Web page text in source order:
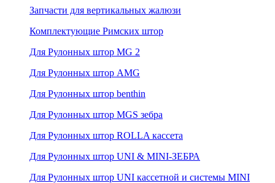
Запчасти для вертикальных жалюзи
Комплектующие Римских штор
Для Рулонных штор MG 2
Для Рулонных штор AMG
Для Рулонных штор benthin
Для Рулонных штор MGS зебра
Для Рулонных штор ROLLA кассета
Для Рулонных штор UNI & MINI-ЗЕБРА
Для Рулонных штор UNI кассетной и системы MINI